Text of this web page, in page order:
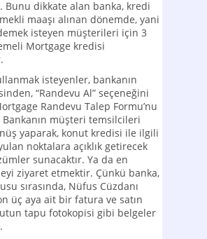
Bunu dikkate alan banka, kredi
maaşı alınan dönemde, yani
isteyen müşterileri için 3
Mortgage kredisi
isteyenler, bankanın
“Randevu Al” seçeneğini
Randevu Talep Formu’nu
müşteri temsilcileri
yaparak, konut kredisi ile ilgili
noktalara açıklık getirecek
sunacaktır. Ya da en
ziyaret etmektir. Çünkü banka,
sırasında, Nüfus Cüzdanı
üç aya ait bir fatura ve satın
tapu fotokopisi gibi belgeler